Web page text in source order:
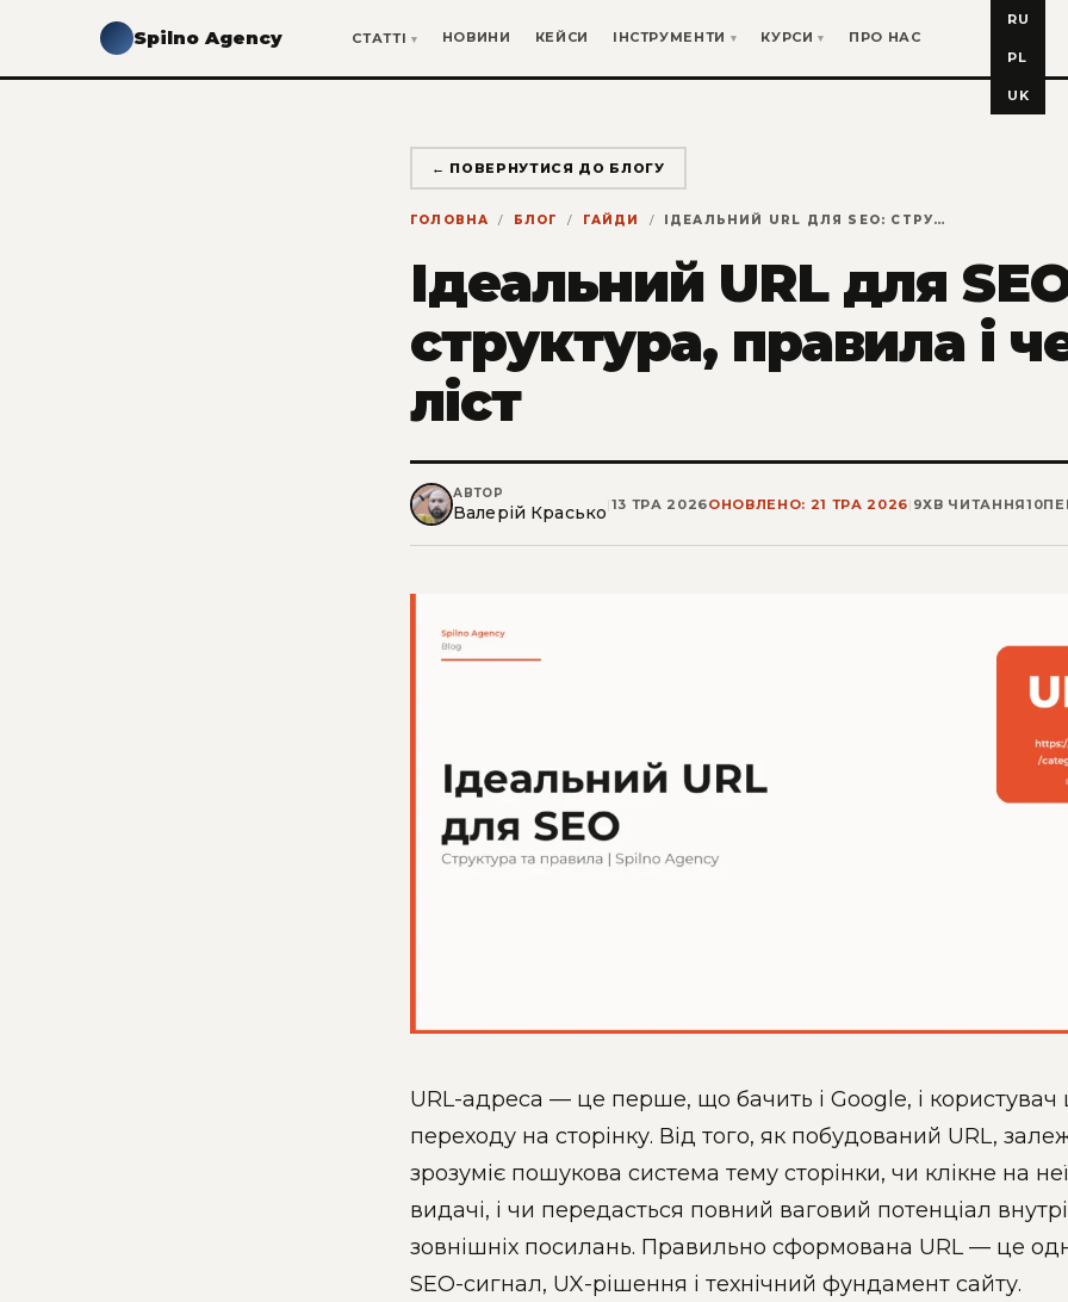
Spilno Agency СТАТТІ НОВИНИ КЕЙСИ ІНСТРУМЕНТИ КУРСИ ПРО НАС
RU
PL
UK
← ПОВЕРНУТИСЯ ДО БЛОГУ
ГОЛОВНА БЛОГ ГАЙДИ ІДЕАЛЬНИЙ URL ДЛЯ SEO: СТРУКТУРА, ПРАВИЛА І ЧЕК-ЛІСТ
Ідеальний URL для
структура, правила і
ліст
АВТОР
Валерій Красько|13 ТРА 2026ОНОВЛЕНО: 21 ТРА 2026| 9ХВ ЧИТАННЯ10
URL-адреса — це перше, що бачить і Google, і
переходу на сторінку. Від того, як побудований URL,
зрозуміє пошукова система тему сторінки, чи клікне на
видачі, і чи передасться повний ваговий потенціал
зовнішніх посилань. Правильно сформована URL — це
SEO-сигнал, UX-рішення і технічний фундамент сайту.